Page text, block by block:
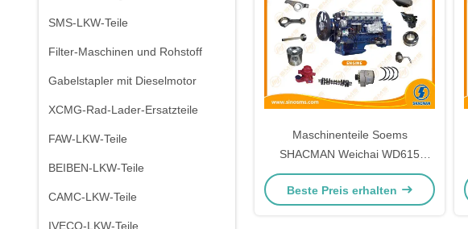
SMS-LKW-Teile
Filter-Maschinen und Rohstoff
Gabelstapler mit Dieselmotor
XCMG-Rad-Lader-Ersatzteile
FAW-LKW-Teile
BEIBEN-LKW-Teile
CAMC-LKW-Teile
IVECO-LKW-Teile
Maschinenteile Soems
SHACMAN Weichai WD615
WD618 WP10 WP12
Beste Preis erhalten